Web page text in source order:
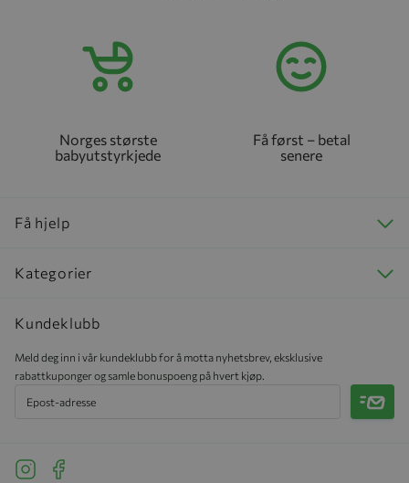
Norges største
babyutstyrkjede
Få først – betal
senere
Få hjelp
Kategorier
Kundeklubb
Meld deg inn i vår kundeklubb for å motta nyhetsbrev, eksklusive
rabattkuponger og samle bonuspoeng på hvert kjøp.
Meld
See our Instagram
See our Facebook